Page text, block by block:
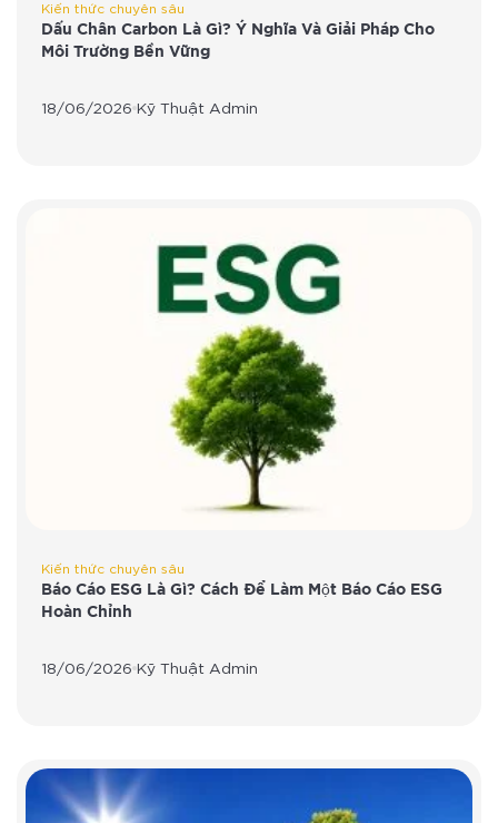
Kiến thức chuyên sâu
Dấu Chân Carbon Là Gì? Ý Nghĩa Và Giải Pháp Cho
Môi Trường Bền Vững
18/06/2026 Kỹ Thuật Admin
Kiến thức chuyên sâu
Báo Cáo ESG Là Gì? Cách Để Làm Một Báo Cáo ESG
Hoàn Chỉnh
18/06/2026 Kỹ Thuật Admin